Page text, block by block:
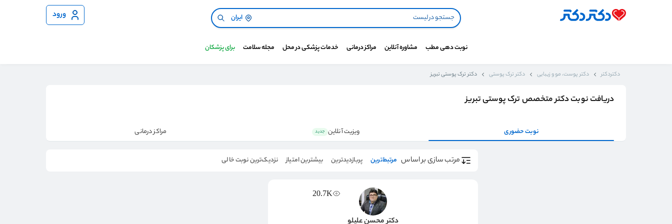
ایران ورود
نوبت دهی مطب مشاوره آنلاین مراکز درمانی خدمات پزشکی در محل مجله سلامت برای پزشکان
دکتردکتر دکتر پوست، مو و زیبایی دکتر ترک پوستی دکتر ترک پوستی تبریز
دریافت نوبت دکتر متخصص ترک پوستی تبریز
نوبت حضوری ویزیت آنلاین جدید مراکز درمانی
مرتب سازی بر اساس مرتبط‌ترین پربازدیدترین بیشترین امتیاز نزدیک‌ترین نوبت خالی
20.7K
دکتر محسن علیلو